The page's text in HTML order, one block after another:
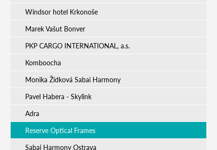
Windsor hotel Krkonoše
Marek Vašut Bonver
PKP CARGO INTERNATIONAL, a.s.
Komboocha
Monika Žídková Sabai Harmony
Pavel Habera - Skylink
Adra
Reserve Optical Frames
Sabai Harmony Ostrava